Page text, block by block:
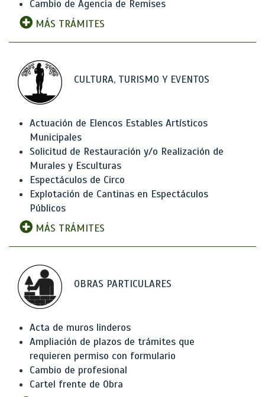
Cambio de Agencia de Remises
MÁS TRÁMITES
CULTURA, TURISMO Y EVENTOS
Actuación de Elencos Estables Artísticos
Municipales
Solicitud de Restauración y/o Realización de
Murales y Esculturas
Espectáculos de Circo
Explotación de Cantinas en Espectáculos
Públicos
MÁS TRÁMITES
OBRAS PARTICULARES
Acta de muros linderos
Ampliación de plazos de trámites que
requieren permiso con formulario
Cambio de profesional
Cartel frente de Obra